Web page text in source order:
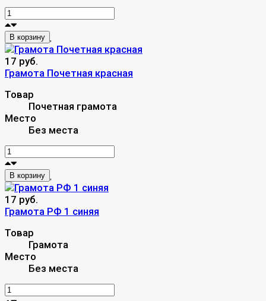
В корзину
17 руб.
Грамота Почетная красная
Товар
Почетная грамота
Место
Без места
В корзину
17 руб.
Грамота РФ 1 синяя
Товар
Грамота
Место
Без места